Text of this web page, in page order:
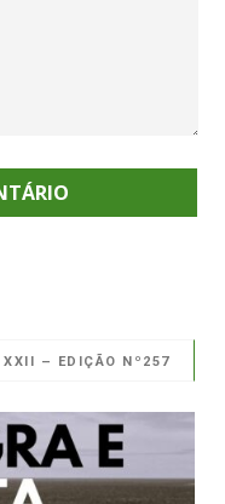
– EDIÇÃO Nº257